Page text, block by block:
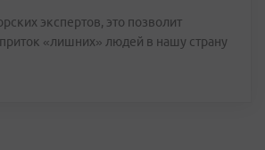
экспертов, это позволит
«лишних» людей в нашу страну